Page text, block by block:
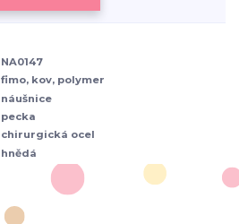
NA0147
fimo, kov, polymer
náušnice
pecka
chirurgická ocel
hnědá